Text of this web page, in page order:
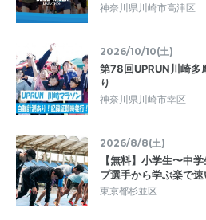
神奈川県川崎市高津区
2026/10/10(土)
第78回UPRUN川崎
り
神奈川県川崎市幸区
2026/8/8(土)
【無料】小学生〜中
プ選手から学ぶ楽で速
東京都杉並区